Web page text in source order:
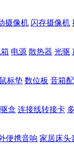
摄像机 闪存摄像机
电源 散热器 光驱
鼠标垫 数位板 音箱
盒 连接线转接卡
便携音响 家居床头